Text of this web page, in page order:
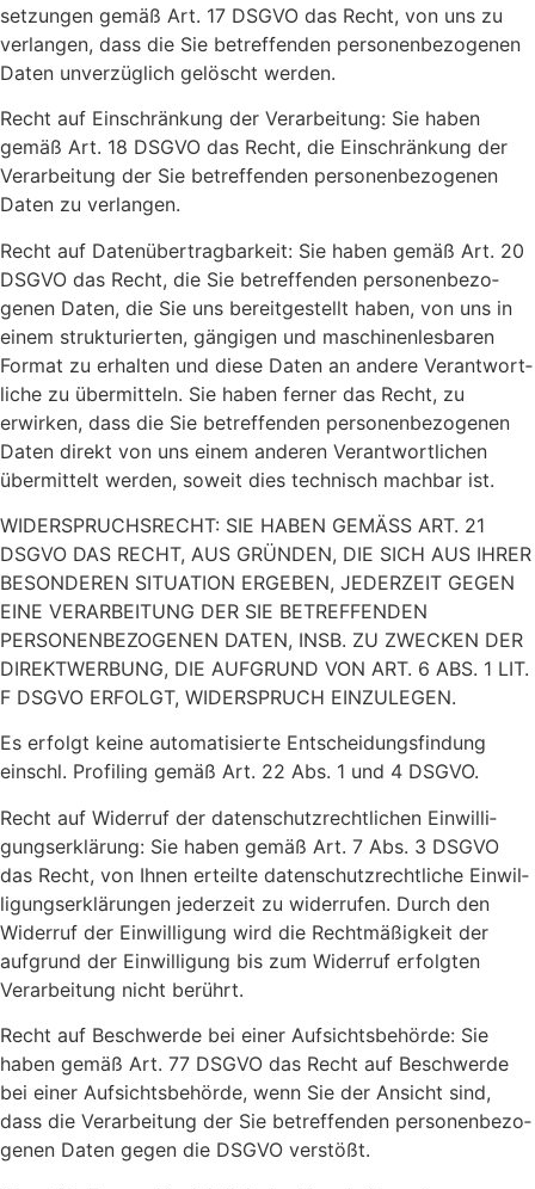
set­zungen gemäß Art. 17 DSGVO das Recht, von uns zu
verlangen, dass die Sie betref­fenden perso­nen­be­zo­genen
Daten unver­züg­lich gelöscht werden.
Recht auf Einschrän­kung der Verar­bei­tung: Sie haben
gemäß Art. 18 DSGVO das Recht, die Einschrän­kung der
Verar­bei­tung der Sie betref­fenden perso­nen­be­zo­genen
Daten zu verlangen.
Recht auf Daten­über­trag­bar­keit: Sie haben gemäß Art. 20
DSGVO das Recht, die Sie betref­fenden perso­nen­be­zo­
genen Daten, die Sie uns bereit­ge­stellt haben, von uns in
einem struk­tu­rierten, gängigen und maschi­nen­les­baren
Format zu erhalten und diese Daten an andere Verant­wort­
liche zu über­mit­teln. Sie haben ferner das Recht, zu
erwirken, dass die Sie betref­fenden perso­nen­be­zo­genen
Daten direkt von uns einem anderen Verant­wort­li­chen
über­mit­telt werden, soweit dies tech­nisch machbar ist.
WIDERSPRUCHSRECHT: SIE HABEN GEMÄSS ART. 21
DSGVO DAS RECHT, AUS GRÜNDEN, DIE SICH AUS IHRER
BESONDEREN SITUATION ERGEBEN, JEDERZEIT GEGEN
EINE VERARBEITUNG DER SIE BETREFFENDEN
PERSONENBEZOGENEN DATEN, INSB. ZU ZWECKEN DER
DIREKTWERBUNG, DIE AUFGRUND VON ART. 6 ABS. 1 LIT.
F DSGVO ERFOLGT, WIDERSPRUCH EINZULEGEN.
Es erfolgt keine auto­ma­ti­sierte Entschei­dungs­fin­dung
einschl. Profiling gemäß Art. 22 Abs. 1 und 4 DSGVO.
Recht auf Widerruf der daten­schutz­recht­li­chen Einwil­li­
gungs­er­klä­rung: Sie haben gemäß Art. 7 Abs. 3 DSGVO
das Recht, von Ihnen erteilte daten­schutz­recht­liche Einwil­
li­gungs­er­klä­rungen jeder­zeit zu wider­rufen. Durch den
Widerruf der Einwil­li­gung wird die Recht­mä­ßig­keit der
aufgrund der Einwil­li­gung bis zum Widerruf erfolgten
Verar­bei­tung nicht berührt.
Recht auf Beschwerde bei einer Aufsichts­be­hörde: Sie
haben gemäß Art. 77 DSGVO das Recht auf Beschwerde
bei einer Aufsichts­be­hörde, wenn Sie der Ansicht sind,
dass die Verar­bei­tung der Sie betref­fenden perso­nen­be­zo­
genen Daten gegen die DSGVO verstößt.